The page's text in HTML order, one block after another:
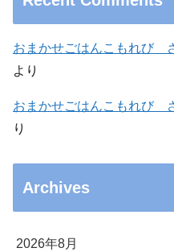
おまかせごはんこもれび
より
おまかせごはんこもれび
り
Archives
2026年8月